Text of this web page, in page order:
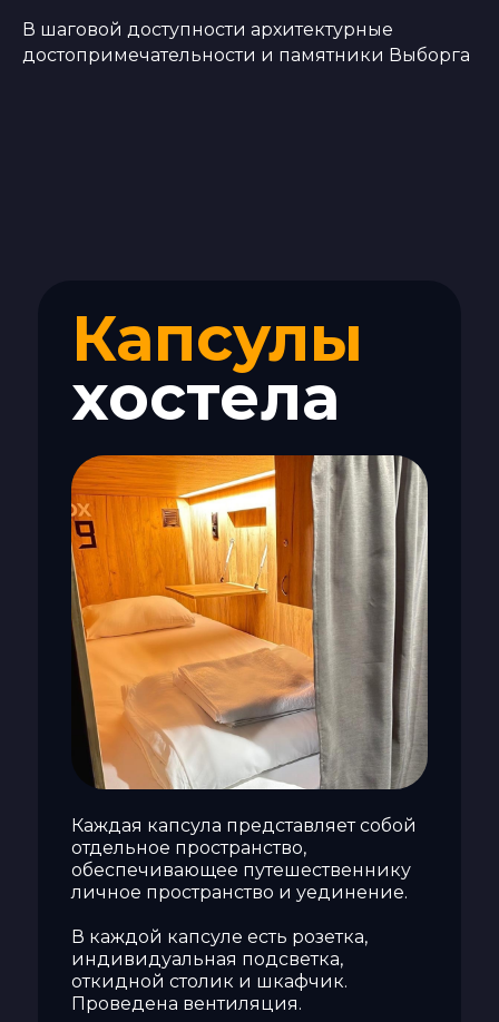
В шаговой доступности архитектурные
достопримечательности и памятники Выборга
Каждая капсула представляет собой
отдельное пространство,
обеспечивающее путешественнику
личное пространство и уединение.
В каждой капсуле есть розетка,
индивидуальная подсветка,
откидной столик и шкафчик.
Проведена вентиляция.
Капсулы
хостела